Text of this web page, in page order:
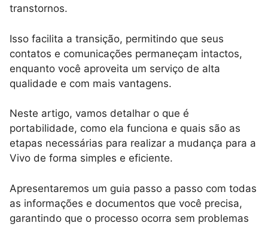
transtornos.
Isso facilita a transição, permitindo que seus
contatos e comunicações permaneçam intactos,
enquanto você aproveita um serviço de alta
qualidade e com mais vantagens.
Neste artigo, vamos detalhar o que é
portabilidade, como ela funciona e quais são as
etapas necessárias para realizar a mudança para a
Vivo de forma simples e eficiente.
Apresentaremos um guia passo a passo com todas
as informações e documentos que você precisa,
garantindo que o processo ocorra sem problemas